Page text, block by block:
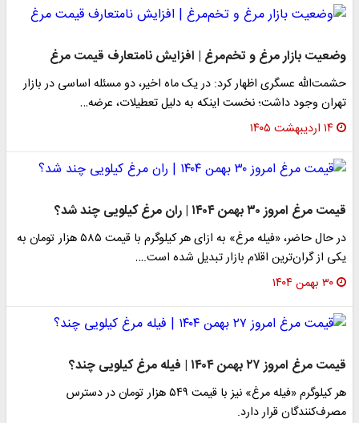
وضعیت بازار مرغ و تخم‌مرغ | افزایش نامتعارف قیمت مرغ
حشمت‌الله عسگری اظهار کرد: در یک ماه اخیر، دو مسئله اساسی در بازار
تهران وجود داشت؛ نخست اینکه به دلیل تعطیلات، عرضه…
۱۴ اردیبهشت ۱۴۰۵
قیمت مرغ امروز ۳۰ بهمن ۱۴۰۴ | ران مرغ کیلویی چند شد؟
در حال حاضر، «فیله مرغ» به ازای هر کیلوگرم با قیمت ۵۸۵ هزار تومان به
یکی از گران‌ترین اقلام بازار تبدیل شده است.…
۳۰ بهمن ۱۴۰۴
قیمت مرغ امروز ۲۷ بهمن ۱۴۰۴ | فیله مرغ کیلویی چند؟
هر کیلوگرم «فیله مرغ» نیز با قیمت ۵۴۹ هزار تومان در دسترس
مصرف‌کنندگان قرار دارد.